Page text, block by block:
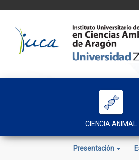
content
CIENCIA ANIMAL
Presentación